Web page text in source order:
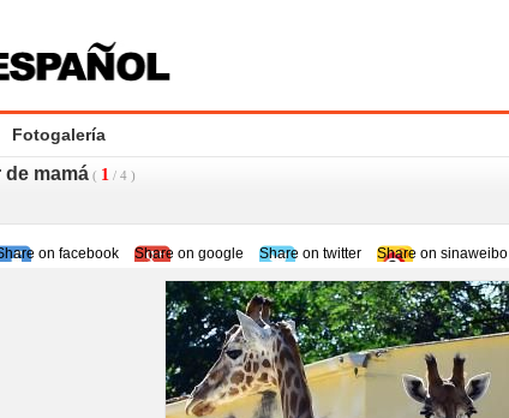
Fotogalería
de mamá ( 1 / 4 )
on facebook Share on google Share on twitter Share on sinaweibo